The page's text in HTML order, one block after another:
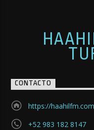
CONTACTO
https://haahilfm.com
+52 983 182 8147